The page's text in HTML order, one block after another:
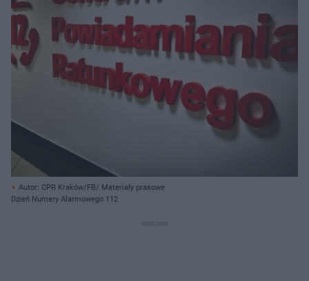
Autor: CPR Kraków/FB/ Materiały prasowe
Dzień Numery Alarmowego 112